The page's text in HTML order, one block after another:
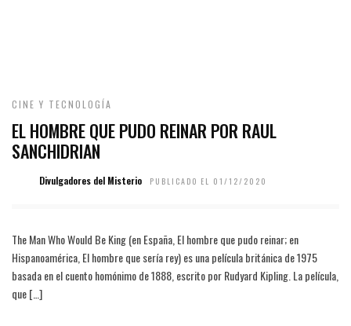
CINE Y TECNOLOGÍA
EL HOMBRE QUE PUDO REINAR POR RAUL
SANCHIDRIAN
Divulgadores del Misterio PUBLICADO EL 01/12/2020
The Man Who Would Be King (en España, El hombre que pudo reinar; en
Hispanoamérica, El hombre que sería rey) es una película británica de 1975
basada en el cuento homónimo de 1888, escrito por Rudyard Kipling. La película,
que […]